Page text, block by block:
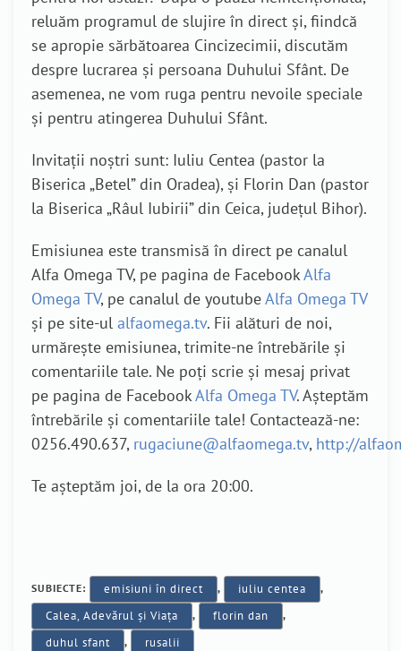
reluăm programul de slujire în direct și, fiindcă
se apropie sărbătoarea Cincizecimii, discutăm
despre lucrarea și persoana Duhului Sfânt. De
asemenea, ne vom ruga pentru nevoile speciale
și pentru atingerea Duhului Sfânt.
Invitații noștri sunt: Iuliu Centea (pastor la
Biserica „Betel” din Oradea), și Florin Dan (pastor
la Biserica „Râul Iubirii” din Ceica, județul Bihor).
Emisiunea este transmisă în direct pe canalul
Alfa Omega TV, pe pagina de FacebookAlfa
Omega TV, pe canalul de youtubeAlfa Omega TV
și pe site-ul alfaomega.tv. Fii alături de noi,
urmărește emisiunea, trimite-ne întrebările și
comentariile tale. Ne poți scrie și mesaj privat
pe pagina de FacebookAlfa Omega TV. Așteptăm
întrebările și comentariile tale! Contactează-ne:
0256.490.637, rugaciune@alfaomega.tv, http://
Te așteptăm joi, de la ora 20:00.
SUBIECTE: emisiuni în direct , iuliu centea ,
Calea, Adevărul și Viața , florin dan ,
duhul sfant , rusalii